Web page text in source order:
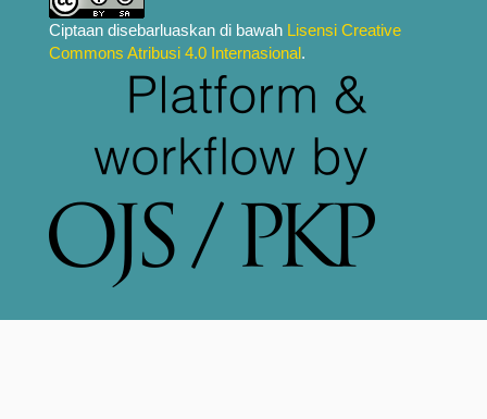
Ciptaan disebarluaskan di bawah Lisensi Creative
Commons Atribusi 4.0 Internasional.